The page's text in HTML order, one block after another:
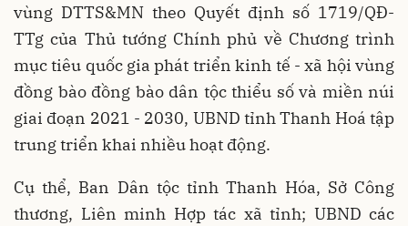
vùng DTTS&MN theo Quyết định số 1719/QĐ-
TTg của Thủ tướng Chính phủ về Chương trình
mục tiêu quốc gia phát triển kinh tế - xã hội vùng
đồng bào đồng bào dân tộc thiểu số và miền núi
giai đoạn 2021 - 2030, UBND tỉnh Thanh Hoá tập
trung triển khai nhiều hoạt động.
Cụ thể, Ban Dân tộc tỉnh Thanh Hóa, Sở Công
thương, Liên minh Hợp tác xã tỉnh; UBND các